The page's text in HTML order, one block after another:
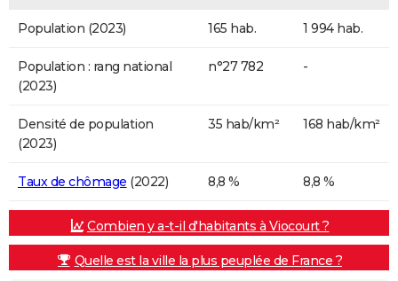
Population (2023) 165 hab. 1 994 hab.
Population : rang national
(2023)
n°27 782 -
Densité de population
(2023)
35 hab/km² 168 hab/km²
Taux de chômage (2022) 8,8 % 8,8 %
Combien y a-t-il d'habitants à Viocourt ?
Quelle est la ville la plus peuplée de France ?